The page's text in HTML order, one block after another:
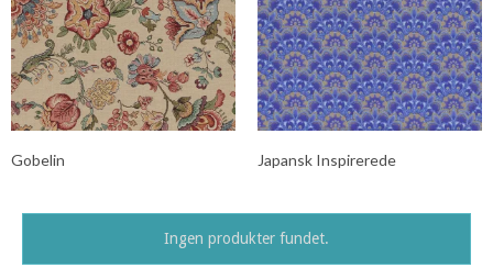
Gobelin Japansk Inspirerede
Ingen produkter fundet.